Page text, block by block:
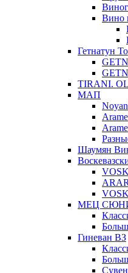
Вино
Гетнатун
TIRANI.
МАП
Шаумян
МЕЦ
Гиневан ВЗ